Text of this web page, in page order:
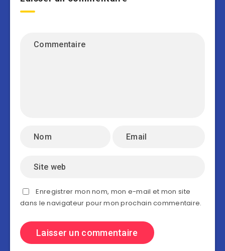
Enregistrer mon nom, mon e-mail et mon site
dans le navigateur pour mon prochain commentaire.